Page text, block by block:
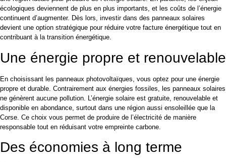
écologiques deviennent de plus en plus importants, et les coûts de l’énergie
continuent d’augmenter. Dès lors, investir dans des panneaux solaires
devient une option stratégique pour réduire votre facture énergétique tout en
contribuant à la transition énergétique.
Une énergie propre et renouvelable
En choisissant les panneaux photovoltaïques, vous optez pour une énergie
propre et durable. Contrairement aux énergies fossiles, les panneaux solaires
ne génèrent aucune pollution. L’énergie solaire est gratuite, renouvelable et
disponible en abondance, surtout dans une région aussi ensoleillée que la
Corse. Ce choix vous permet de produire de l’électricité de manière
responsable tout en réduisant votre empreinte carbone.
Des économies à long terme